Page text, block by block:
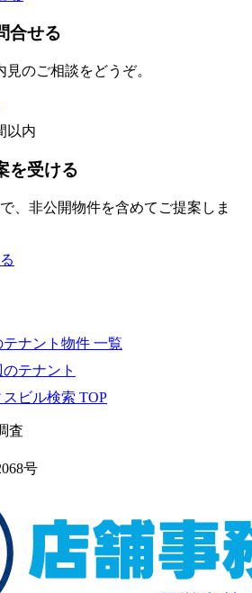
合せる
のご相談をどうぞ。
以内
を受ける
、非公開物件を含めてご提案しま
テナント物件 一覧
テナント
ビル検索 TOP
査
号